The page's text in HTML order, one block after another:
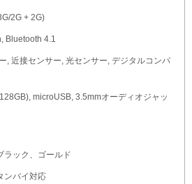
2G + 2G)
Bluetooth 4.1
, 近接センサー, 光センサー, デジタルコンパ
microUSB, 3.5mmオーディオジャッ
ラック、ゴールド
ンバイ対応